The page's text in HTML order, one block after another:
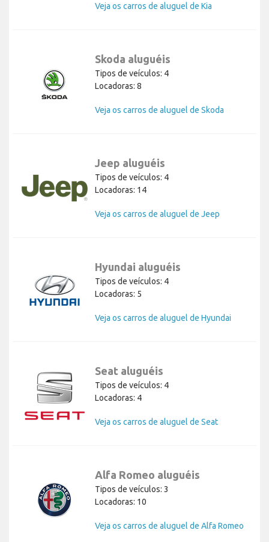
Veja os carros de aluguel de Kia
Skoda aluguéis
Tipos de veículos: 4
Locadoras: 8
Veja os carros de aluguel de Skoda
Jeep aluguéis
Tipos de veículos: 4
Locadoras: 14
Veja os carros de aluguel de Jeep
Hyundai aluguéis
Tipos de veículos: 4
Locadoras: 5
Veja os carros de aluguel de Hyundai
Seat aluguéis
Tipos de veículos: 4
Locadoras: 4
Veja os carros de aluguel de Seat
Alfa Romeo aluguéis
Tipos de veículos: 3
Locadoras: 10
Veja os carros de aluguel de Alfa Romeo